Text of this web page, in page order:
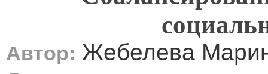
Автор: Жебелева